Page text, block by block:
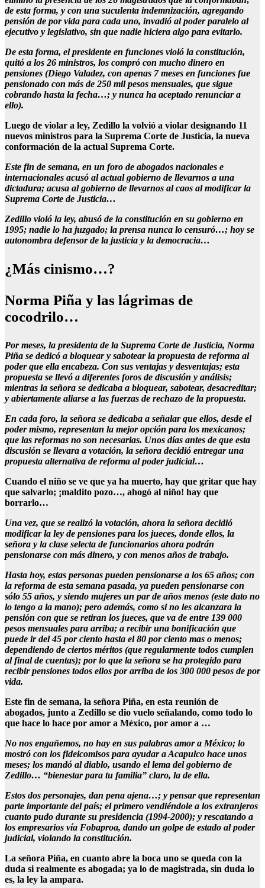
de esta forma, y con una suculenta indemnización, agregando
pensión de por vida para cada uno, invadió al poder paralelo al
ejecutivo y legislativo, sin que nadie hiciera algo para evitarlo.
De esta forma, el presidente en funciones violó la constitución,
quitó a los 26 ministros, los compró con mucho dinero en
pensiones (Diego Valadez, con apenas 7 meses en funciones fue
pensionado con más de 250 mil pesos mensuales, que sigue
cobrando hasta la fecha…; y nunca ha aceptado renunciar a
ello).
Luego de violar a ley, Zedillo la volvió a violar designando 11
nuevos ministros para la Suprema Corte de Justicia, la nueva
conformación de la actual Suprema Corte.
Este fin de semana, en un foro de abogados nacionales e
internacionales acusó al actual gobierno de llevarnos a una
dictadura; acusa al gobierno de llevarnos al caos al modificar la
Suprema Corte de Justicia…
Zedillo violó la ley, abusó de la constitución en su gobierno en
1995; nadie lo ha juzgado; la prensa nunca lo censuró…; hoy se
autonombra defensor de la justicia y la democracia…
¿Más cinismo…?
Norma Piña y las lágrimas de
cocodrilo…
Por meses, la presidenta de la Suprema Corte de Justicia, Norma
Piña se dedicó a bloquear y sabotear la propuesta de reforma al
poder que ella encabeza. Con sus ventajas y desventajas; esta
propuesta se llevó a diferentes foros de discusión y análisis;
mientras la señora se dedicaba a bloquear, sabotear, desacreditar;
y abiertamente aliarse a las fuerzas de rechazo de la propuesta.
En cada foro, la señora se dedicaba a señalar que ellos, desde el
poder mismo, representan la mejor opción para los mexicanos;
que las reformas no son necesarias. Unos días antes de que esta
discusión se llevara a votación, la señora decidió entregar una
propuesta alternativa de reforma al poder judicial…
Cuando el niño se ve que ya ha muerto, hay que gritar que hay
que salvarlo; ¡maldito pozo…, ahogó al niño! hay que
borrarlo…
Una vez, que se realizó la votación, ahora la señora decidió
modificar la ley de pensiones para los jueces, donde ellos, la
señora y la clase selecta de funcionarios ahora podrán
pensionarse con más dinero, y con menos años de trabajo.
Hasta hoy, estas personas pueden pensionarse a los 65 años; con
la reforma de esta semana pasada, ya pueden pensionarse con
sólo 55 años, y siendo mujeres un par de años menos (este dato no
lo tengo a la mano); pero además, como si no les alcanzara la
pensión con que se retiran los jueces, que va de entre 139 000
pesos mensuales para arriba; a recibir una bonificación que
puede ir del 45 por ciento hasta el 80 por ciento mas o menos;
dependiendo de ciertos méritos (que regularmente todos cumplen
al final de cuentas); por lo que la señora se ha protegido para
recibir pensiones todos ellos por arriba de los 300 000 pesos de por
vida.
Este fin de semana, la señora Piña, en esta reunión de
abogados, junto a Zedillo se dio vuelo señalando, como todo lo
que hace lo hace por amor a México, por amor a …
No nos engañemos, no hay en sus palabras amor a México; lo
mostró con los fideicomisos para ayudar a Acapulco hace unos
meses; los mandó al diablo, usando el lema del gobierno de
Zedillo… “bienestar para tu familia” claro, la de ella.
Estos dos personajes, dan pena ajena…; y pensar que representan
parte importante del país; el primero vendiéndole a los extranjeros
cuanto pudo durante su presidencia (1994-2000); y rescatando a
los empresarios vía Fobaproa, dando un golpe de estado al poder
judicial, violando la constitución.
La señora Piña, en cuanto abre la boca uno se queda con la
duda si realmente es abogada; ya lo de magistrada, sin duda lo
es, la ley la ampara.